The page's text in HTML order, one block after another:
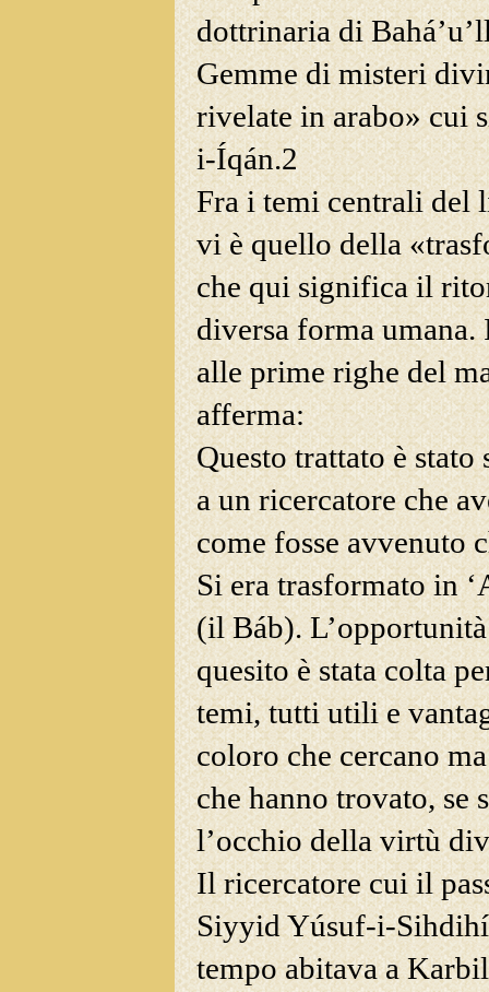
dottrinaria di
Gemme di misteri
rivelate in arabo» cui
i-Íqán.2
Fra i temi centrali del
vi è quellodella
che qui significa il
diversa forma umana.
alle prime righe del
afferma:
Questo trattato è
a un ricercatore che
come fosse avvenuto
Si era trasformato in
(il Báb).
quesito è stata colta
temi, tutti utili e
coloro che cercano
che hanno trovato, se
l’occhio della virtù
Il ricercatore cui il
Siyyid Yúsuf-i-
tempo abitava a